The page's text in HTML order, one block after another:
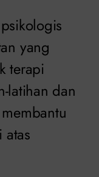
yang
terapi
latihan dan